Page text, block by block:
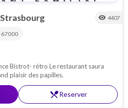
Strasbourg visibility 4407
67000
Le restaurant saura
plaisir des papilles.
restaurant_menuReserver